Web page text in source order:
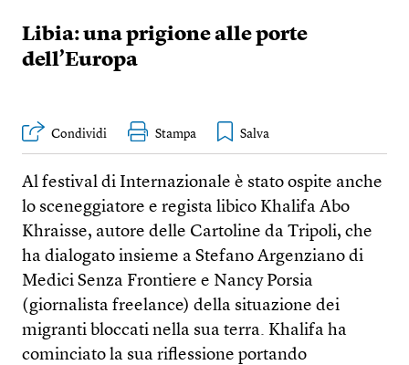
Libia: una prigione alle porte
dell’Europa
Condividi Stampa
Al festival di Internazionale è stato ospite anche
lo sceneggiatore e regista libico Khalifa Abo
Khraisse, autore delle Cartoline da Tripoli, che
ha dialogato insieme a Stefano Argenziano di
Medici Senza Frontiere e Nancy Porsia
(giornalista freelance) della situazione dei
migranti bloccati nella sua terra. Khalifa ha
cominciato la sua riflessione portando